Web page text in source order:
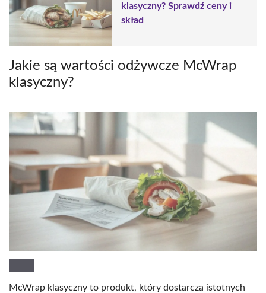
klasyczny? Sprawdź ceny i
skład
Jakie są wartości odżywcze McWrap
klasyczny?
McWrap klasyczny to produkt, który dostarcza istotnych